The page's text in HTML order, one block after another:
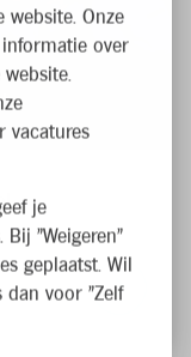
website. Onze
over
vacatures
je
"Weigeren"
geplaatst. Wil
dan voor "Zelf